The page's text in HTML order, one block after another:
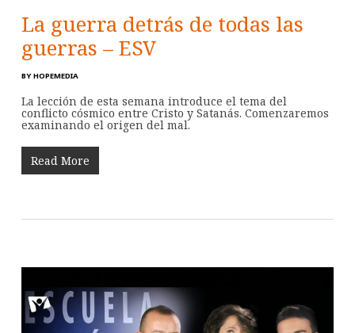
La guerra detrás de todas las
guerras – ESV
BY HOPEMEDIA
La lección de esta semana introduce el tema del
conflicto cósmico entre Cristo y Satanás. Comenzaremos
examinando el origen del mal.
Read More